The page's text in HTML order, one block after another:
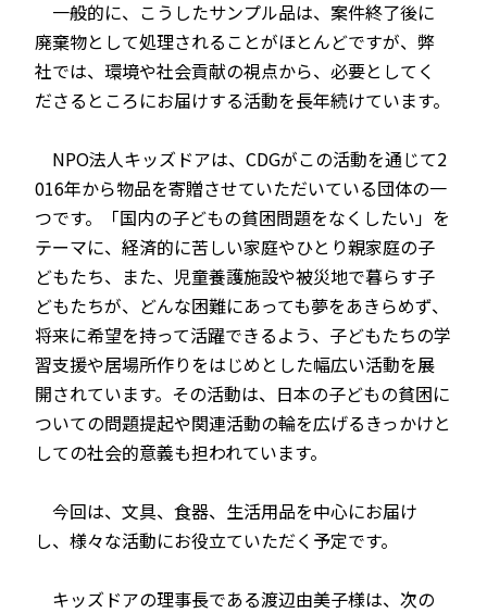
一般的に、こうしたサンプル品は、案件終了後に
廃棄物として処理されることがほとんどですが、弊
社では、環境や社会貢献の視点から、必要としてく
ださるところにお届けする活動を長年続けています。
NPO法人キッズドアは、CDGがこの活動を通じて2
016年から物品を寄贈させていただいている団体の一
つです。「国内の子どもの貧困問題をなくしたい」を
テーマに、経済的に苦しい家庭やひとり親家庭の子
どもたち、また、児童養護施設や被災地で暮らす子
どもたちが、どんな困難にあっても夢をあきらめず、
将来に希望を持って活躍できるよう、子どもたちの学
習支援や居場所作りをはじめとした幅広い活動を展
開されています。その活動は、日本の子どもの貧困に
ついての問題提起や関連活動の輪を広げるきっかけと
しての社会的意義も担われています。
今回は、文具、食器、生活用品を中心にお届け
し、様々な活動にお役立ていただく予定です。
キッズドアの理事長である渡辺由美子様は、次の